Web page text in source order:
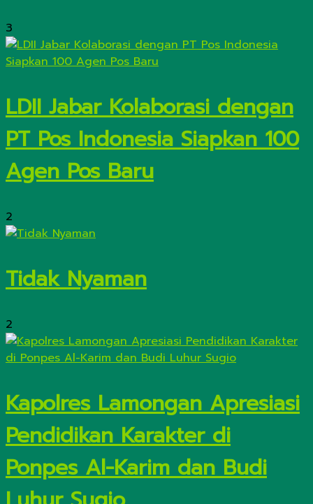
3
LDII Jabar Kolaborasi dengan
PT Pos Indonesia Siapkan 100
Agen Pos Baru
2
Tidak Nyaman
2
Kapolres Lamongan Apresiasi
Pendidikan Karakter di
Ponpes Al-Karim dan Budi